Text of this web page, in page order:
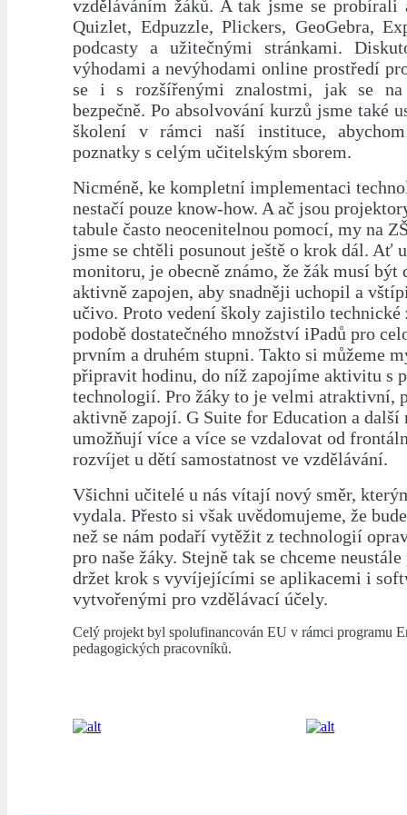
vzděláváním žáků. A tak jsme se probírali
Quizlet, Edpuzzle, Plickers, GeoGebra,
podcasty a užitečnými stránkami.
výhodami a nevýhodami online prostředí
se i s rozšířenými znalostmi, jak se na
bezpečně. Po absolvování kurzů jsme také
školení v rámci naší instituce,
poznatky s celým učitelským sborem.
Nicméně, ke kompletní implementaci
nestačí pouze know-how. A ač jsou
tabule často neocenitelnou pomocí, my na
jsme se chtěli posunout ještě o krok dál. Ať
monitoru, je obecně známo, že žák musí být
aktivně zapojen, aby snadněji uchopil a
učivo. Proto vedení školy zajistilo technické
podobě dostatečného množství iPadů pro
prvním a druhém stupni. Takto si můžeme
připravit hodinu, do níž zapojíme aktivitu s
technologií. Pro žáky to je velmi atraktivní,
aktivně zapojí. G Suite for Education a další
umožňují více a více se vzdalovat od
rozvíjet u dětí samostatnost ve vzdělávání.
Všichni učitelé u nás vítají nový směr,
vydala. Přesto si však uvědomujeme, že
než se nám podaří vytěžit z technologií
pro naše žáky. Stejně tak se chceme
držet krok s vyvíjejícími se aplikacemi i
vytvořenými pro vzdělávací účely.
Celý projekt byl spolufinancován EU v rámci programu
pedagogických pracovníků.